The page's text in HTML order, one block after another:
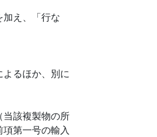
え、「行な
るほか、別に
該複製物の所
第一号の輸入